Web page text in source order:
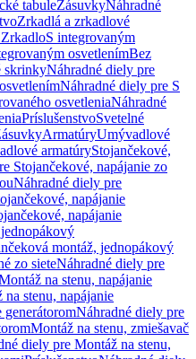
tabuleZásuvkyNáhradné
Zrkadlá a zrkadlové
S integrovaným
osvetlenímBez
skrinkyNáhradné diely pre
Náhradné diely pre S
osvetleniaNáhradné
PríslušenstvoSvetelné
ArmatúryUmývadlové
armatúryStojančekové,
Stojančekové, napájanie zo
Náhradné diely pre
napájanie
napájanie
montáž, jednopákový
zo sieteNáhradné diely pre
na stenu, napájanie
stenu, napájanie
generátoromNáhradné diely pre
Montáž na stenu, zmiešavač
diely pre Montáž na stenu,